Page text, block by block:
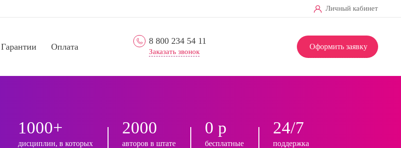
Личный кабинет
Гарантии Оплата
8 800 234 54 11
Заказать звонок
Оформить заявку
1000+
дисциплин, в которых
2000
авторов в штате
0 р
бесплатные
24/7
поддержка